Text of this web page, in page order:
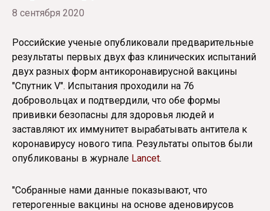
8 сентября 2020
Российские ученые опубликовали предварительные
результаты первых двух фаз клинических испытаний
двух разных форм антикоронавирусной вакцины
"Спутник V". Испытания проходили на 76
добровольцах и подтвердили, что обе формы
прививки безопасны для здоровья людей и
заставляют их иммунитет вырабатывать антитела к
коронавирусу нового типа. Результаты опытов были
опубликованы в журнале Lancet.
"Собранные нами данные показывают, что
гетерогенные вакцины на основе аденовирусов